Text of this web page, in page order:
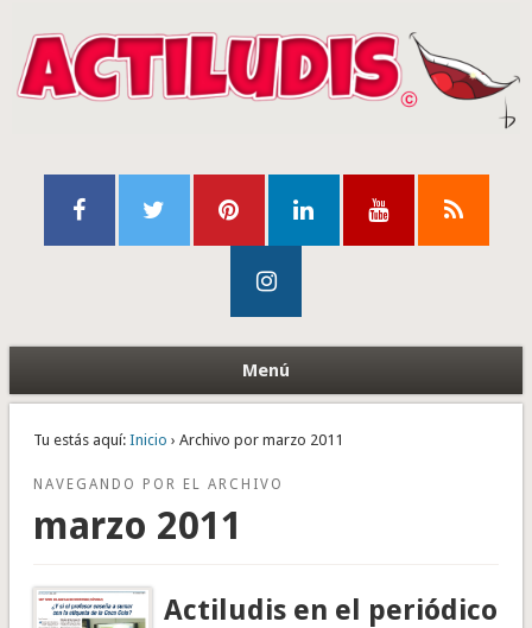
Menú
Tu estás aquí: Inicio › Archivo por marzo 2011
NAVEGANDO POR EL ARCHIVO
marzo 2011
Actiludis en el periódico